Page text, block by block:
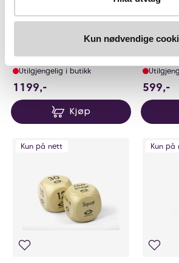
Kun nødvendige
Karakter:
(8)
4.6 av 5 mulige
WeightVest Flexi 10kg
På lager på Vita.no
Utilgjengelig i butikk
1199,-
Kjøp
Abilica
På
599,-
Kun på nett Kun på